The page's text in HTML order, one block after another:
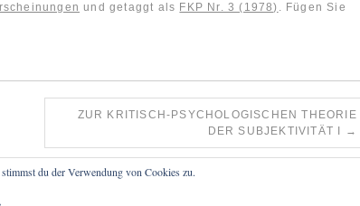
und getaggt als FKP Nr. 3 (1978) . Fügen Sie
ZUR KRITISCH-PSYCHOLOGISCHEN THEORIE
DER SUBJEKTIVITÄT I
→
du der Verwendung von Cookies zu.